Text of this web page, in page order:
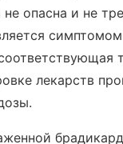
опасна и не
лекарств